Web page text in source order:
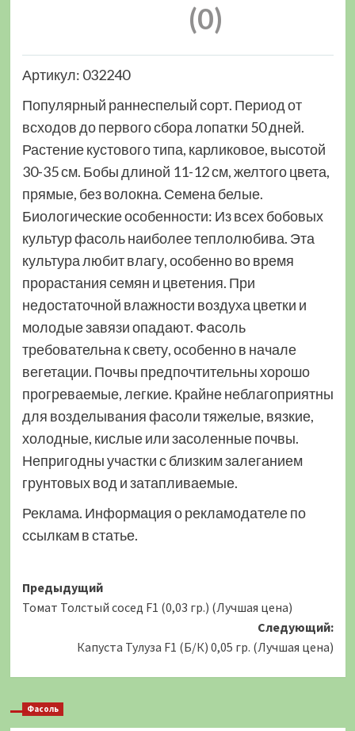
(0)
Артикул: 032240
Популярный раннеспелый сорт. Период от
всходов до первого сбора лопатки 50 дней.
Растение кустового типа, карликовое, высотой
30-35 см. Бобы длиной 11-12 см, желтого цвета,
прямые, без волокна. Семена белые.
Биологические особенности: Из всех бобовых
культур фасоль наиболее теплолюбива. Эта
культура любит влагу, особенно во время
прорастания семян и цветения. При
недостаточной влажности воздуха цветки и
молодые завязи опадают. Фасоль
требовательна к свету, особенно в начале
вегетации. Почвы предпочтительны хорошо
прогреваемые, легкие. Крайне неблагоприятны
для возделывания фасоли тяжелые, вязкие,
холодные, кислые или засоленные почвы.
Непригодны участки с близким залеганием
грунтовых вод и затапливаемые.
Реклама. Информация о рекламодателе по
ссылкам в статье.
Навигация
записи
Предыдущий
Томат Толстый сосед F1 (0,03 гр.) (Лучшая цена)
Следующий:
Капуста Тулуза F1 (Б/К) 0,05 гр. (Лучшая цена)
Фасоль